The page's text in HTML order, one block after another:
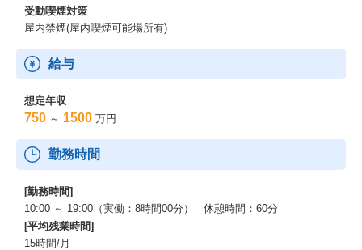
カジュアル面談後、選考をご希望いただける場合、次の選考フロ
ーが基本となります。
一次面接
→ 二次面接
→ 最終面接
※途中、選考要素のないご面談を実施する可能性があります。
す。
受動喫煙対策
屋内禁煙(屋内喫煙可能場所有)
給与
想定年収
750 ～ 1500 万円
勤務時間
[勤務時間]
10:00 ～ 19:00（実働：8時間00分） 休憩時間：60分
[平均残業時間]
15時間/月